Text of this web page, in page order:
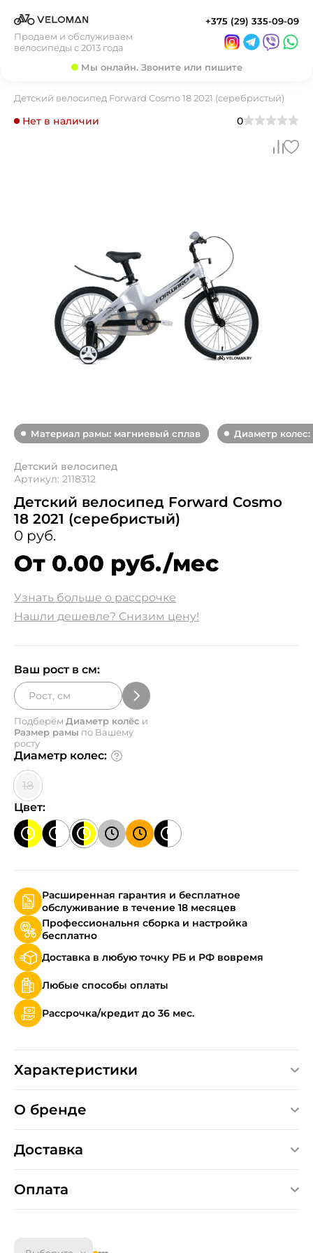
Продаем и обслуживаем
велосипеды с 2013 года
+375 (29) 335-09-09
Мы онлайн. Звоните или пишите
Детский велосипед Forward Cosmo 18 2021 (серебристый)
Нет в наличии 0
Материал рамы: магниевый сплав Диаметр колес:
Детский велосипед
Артикул: 2118312
Детский велосипед Forward Cosmo
18 2021 (серебристый)
0 руб.
От 0.00 руб./мес
Узнать больше о рассрочке
Нашли дешевле? Снизим цену!
Ваш рост в см:
Подберём Диаметр колёс и
Размер рамы по Вашему
росту
Диаметр колес:
18
Цвет:
Расширенная гарантия и бесплатное
обслуживание в течение 18 месяцев
Профессиональня сборка и настройка
бесплатно
Доставка в любую точку РБ и РФ вовремя
Любые способы оплаты
Рассрочка/кредит до 36 мес.
Характеристики
О бренде
Доставка
Оплата